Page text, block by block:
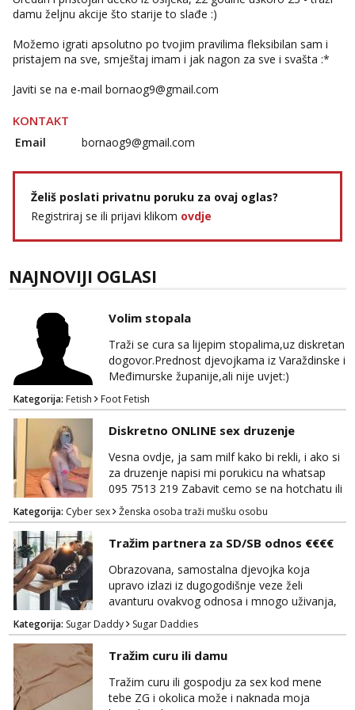
damu željnu akcije što starije to slađe :)
Možemo igrati apsolutno po tvojim pravilima fleksibilan sam i
pristajem na sve, smještaj imam i jak nagon za sve i svašta :*
Javiti se na e-mail bornaog9@gmail.com
KONTAKT
Email bornaog9@gmail.com
Želiš poslati privatnu poruku za ovaj oglas?
Registriraj se ili prijavi klikom ovdje
NAJNOVIJI OGLASI
Volim stopala
Traži se cura sa lijepim stopalima,uz diskretan
dogovor.Prednost djevojkama iz Varaždinske i
Međimurske županije,ali nije uvjet:)
Kategorija: Fetish Foot Fetish
Diskretno ONLINE sex druzenje
Vesna ovdje, ja sam milf kako bi rekli, i ako si
za druzenje napisi mi porukicu na whatsap
095 7513 219 Zabavit cemo se na hotchatu ili
videopozivu a saljem i gacice i gole slikice :)
NE UZIVO!
Kategorija: Cyber sex Ženska osoba traži mušku osobu
Tražim partnera za SD/SB odnos €€€€
Obrazovana, samostalna djevojka koja
upravo izlazi iz dugogodišnje veze želi
avanturu ovakvog odnosa i mnogo uživanja,
poklona, pažnje i putovanja. Moguća i
poslovna saradnja ako nam se interesi
poklapaju. Mnogo senzualnosti i lijepe
energije. Javite mi se sa opisom što opširnijim
jer od toga ovisi da li ću odgovoriti. Isključivo
tražim nekoga za duži vremenski period.
Kategorija: Sugar Daddy Sugar Daddies
Tražim curu ili damu
Tražim curu ili gospodju za sex kod mene
tebe ZG i okolica može i naknada moja